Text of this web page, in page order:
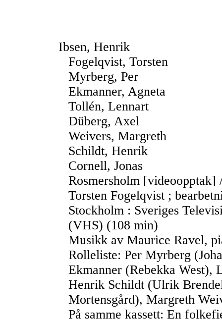
Ibsen, Henrik
Fogelqvist, Torsten
Myrberg, Per
Ekmanner, Agneta
Tollén, Lennart
Düberg, Axel
Weivers, Margreth
Schildt, Henrik
Cornell, Jonas
Rosmersholm
Torsten Fogelqvist ;
Stockholm : Sveriges
(VHS) (108 min)
Musikk av Maurice Ravel,
Rolleliste: Per Myrberg
Ekmanner (Rebekka
Henrik Schildt (Ulrik
Mortensgård), Margreth
På samme kassett: En